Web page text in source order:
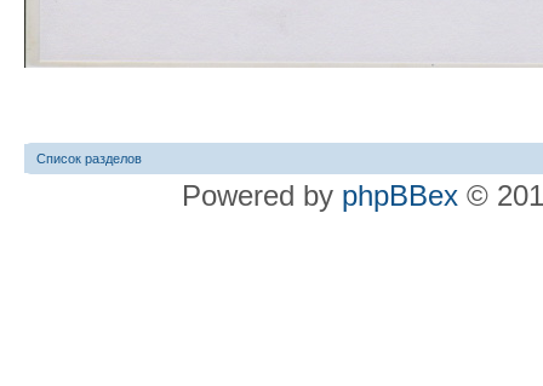
Список разделов
Powered by phpBBex ©